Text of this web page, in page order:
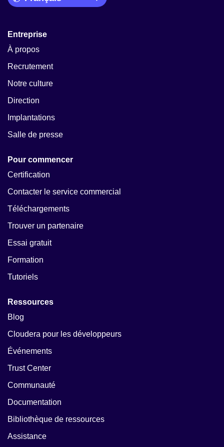
Entreprise
À propos
Recrutement
Notre culture
Direction
Implantations
Salle de presse
Pour commencer
Certification
Contacter le service commercial
Téléchargements
Trouver un partenaire
Essai gratuit
Formation
Tutoriels
Ressources
Blog
Cloudera pour les développeurs
Événements
Trust Center
Communauté
Documentation
Bibliothèque de ressources
Assistance